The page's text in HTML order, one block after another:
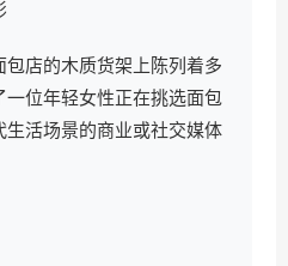
包店的木质货架上陈列着多
位年轻女性正在挑选面包
生活场景的商业或社交媒体